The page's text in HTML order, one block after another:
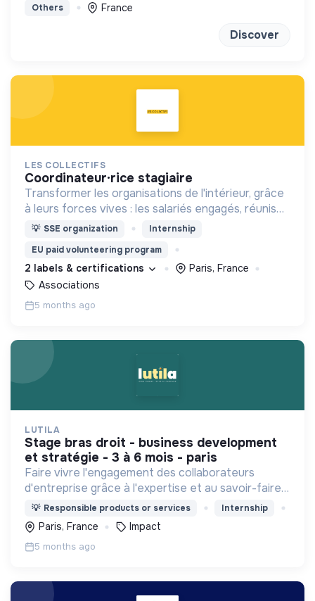
Others France
Discover
LES COLLECTIFS
coordinateur·rice stagiaire
Transformer les organisations de l'intérieur, grâce
à leurs forces vives : les salariés engagés, réunis
en collectifs de salariés
💡 SSE organization
Internship
EU paid volunteering program
2 labels & certifications
Paris, France
Associations
5 months ago
LUTILA
stage bras droit - business development
et stratégie - 3 à 6 mois - paris
Faire vivre l'engagement des collaborateurs
d'entreprise grâce à l'expertise et au savoir-faire
des acteurs de l'ESS autour de notre triptyque :
Cohésion x Apprentissage x Impact
💡 Responsible products or services Internship
Paris, France Impact
5 months ago